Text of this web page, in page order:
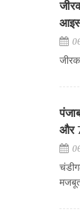
आइस
और